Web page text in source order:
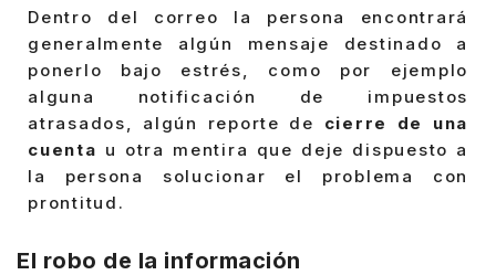
Dentro del correo la persona encontrará
generalmente algún mensaje destinado a
ponerlo bajo estrés, como por ejemplo
alguna notificación de impuestos
atrasados, algún reporte de cierre de una
cuenta u otra mentira que deje dispuesto a
la persona solucionar el problema con
prontitud.
El robo de la información